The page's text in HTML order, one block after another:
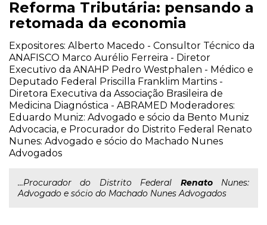
Reforma Tributária: pensando a
retomada da economia
Expositores: Alberto Macedo - Consultor Técnico da
ANAFISCO Marco Aurélio Ferreira - Diretor
Executivo da ANAHP Pedro Westphalen - Médico e
Deputado Federal Priscilla Franklim Martins -
Diretora Executiva da Associação Brasileira de
Medicina Diagnóstica - ABRAMED Moderadores:
Eduardo Muniz: Advogado e sócio da Bento Muniz
Advocacia, e Procurador do Distrito Federal Renato
Nunes: Advogado e sócio do Machado Nunes
Advogados
...Procurador do Distrito Federal RenatoNunes:
Advogado e sócio do Machado Nunes Advogados